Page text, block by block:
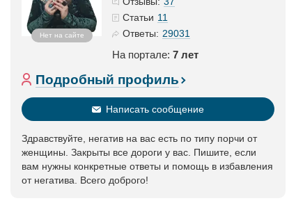
Нет на сайте
Статьи 11
Ответы: 29031
На портале: 7 лет
Подробный профиль
Написать сообщение
Здравствуйте, негатив на вас есть по типу порчи от
женщины. Закрыты все дороги у вас. Пишите, если
вам нужны конкретные ответы и помощь в избавления
от негатива. Всего доброго!